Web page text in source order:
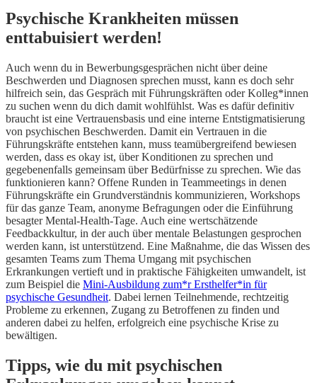
Psychische Krankheiten müssen
enttabuisiert werden!
Auch wenn du in Bewerbungsgesprächen nicht über deine
Beschwerden und Diagnosen sprechen musst, kann es doch sehr
hilfreich sein, das Gespräch mit Führungskräften oder Kolleg*innen
zu suchen wenn du dich damit wohlfühlst. Was es dafür definitiv
braucht ist eine Vertrauensbasis und eine interne Entstigmatisierung
von psychischen Beschwerden. Damit ein Vertrauen in die
Führungskräfte entstehen kann, muss teamübergreifend bewiesen
werden, dass es okay ist, über Konditionen zu sprechen und
gegebenenfalls gemeinsam über Bedürfnisse zu sprechen. Wie das
funktionieren kann? Offene Runden in Teammeetings in denen
Führungskräfte ein Grundverständnis kommunizieren, Workshops
für das ganze Team, anonyme Befragungen oder die Einführung
besagter Mental-Health-Tage. Auch eine wertschätzende
Feedbackkultur, in der auch über mentale Belastungen gesprochen
werden kann, ist unterstützend. Eine Maßnahme, die das Wissen des
gesamten Teams zum Thema Umgang mit psychischen
Erkrankungen vertieft und in praktische Fähigkeiten umwandelt, ist
zum Beispiel die Mini-Ausbildung zum*r Ersthelfer*in für
psychische Gesundheit. Dabei lernen Teilnehmende, rechtzeitig
Probleme zu erkennen, Zugang zu Betroffenen zu finden und
anderen dabei zu helfen, erfolgreich eine psychische Krise zu
bewältigen.
Tipps, wie du mit psychischen